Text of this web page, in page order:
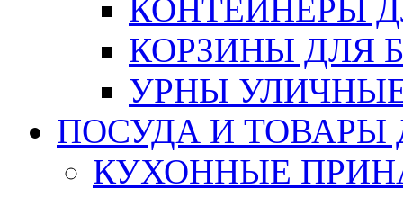
КОНТЕЙНЕРЫ
КОРЗИНЫ ДЛЯ
УРНЫ
ПОСУДА И ТОВАРЫ
КУХОННЫЕ